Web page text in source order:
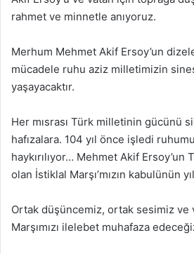
rahmet ve minnetle anıyoruz.
Merhum Mehmet Akif Ersoy’un
mücadele ruhu aziz milletimizin
yaşayacaktır.
Her mısrası Türk milletinin gücünü
hafızalara. 104 yıl önce işledi
haykırılıyor… Mehmet Akif
olan İstiklal Marşı’mızın kabulünün
Ortak düşüncemiz, ortak sesimiz ve
Marşımızı ilelebet muhafaza